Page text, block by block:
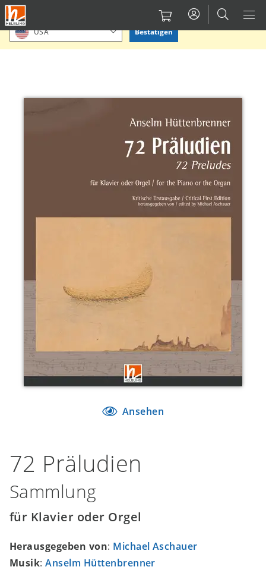
Direkt
zum
Inhalt
Bitte Standort bestätigen oder einen anderen auswählen.
USA Bestätigen
Ansehen
72 Präludien
Sammlung
für Klavier oder Orgel
Herausgegeben von: Michael Aschauer
Musik:Anselm Hüttenbrenner